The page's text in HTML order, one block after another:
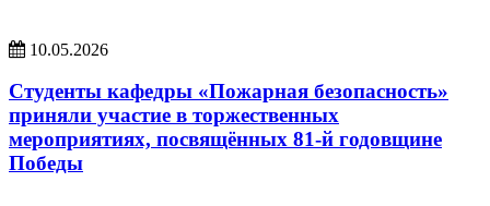
10.05.2026
Студенты кафедры «Пожарная безопасность»
приняли участие в торжественных
мероприятиях, посвящённых 81-й годовщине
Победы